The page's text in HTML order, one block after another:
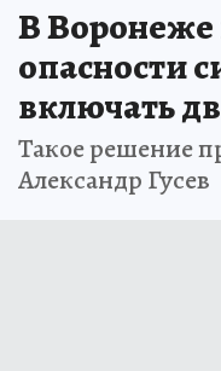
В Воронеже
опасности
включать
Такое решение
Александр Гусев